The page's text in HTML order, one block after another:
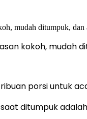
kokoh,
porsi untuk
ditumpuk